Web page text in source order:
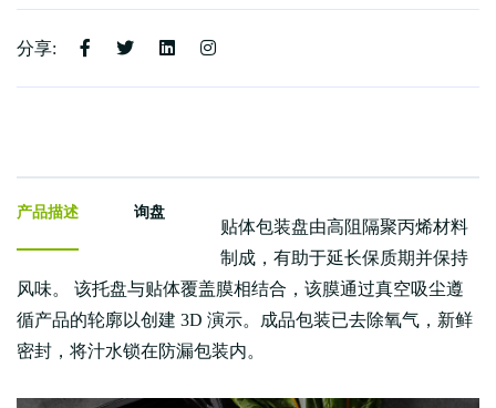
分享:
产品描述 询盘
贴体包装盘由高阻隔聚丙烯材料
制成，有助于延长保质期并保持
风味。 该托盘与贴体覆盖膜相结合，该膜通过真空吸尘遵
循产品的轮廓以创建 3D 演示。成品包装已去除氧气，新鲜
密封，将汁水锁在防漏包装内。